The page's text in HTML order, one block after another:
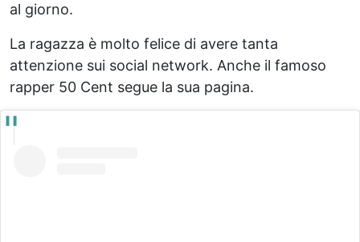
al giorno.
La ragazza è molto felice di avere tanta
attenzione sui social network. Anche il famoso
rapper 50 Cent segue la sua pagina.